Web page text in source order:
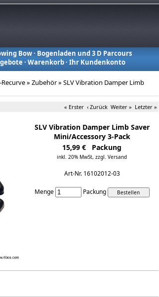
Bow· Bogenladen und 3 D Parcours
· Warenkorb· Ihr Kundenkonto
» Zubehör» SLV Vibration Damper Limb
« Erster ‹ Zurück Weiter » Letzter »
SLV Vibration Damper Limb Saver
Mini/Accessory 3-Pack
15,99 € Packung
inkl. 20% MwSt, zzgl. Versand
Art-Nr. 16102012-03
Menge Packung